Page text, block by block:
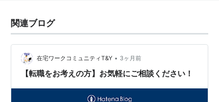
関連ブログ
在宅ワークコミュニティT&Y • 3ヶ月前
【転職をお考えの方】お気軽にご相談ください！